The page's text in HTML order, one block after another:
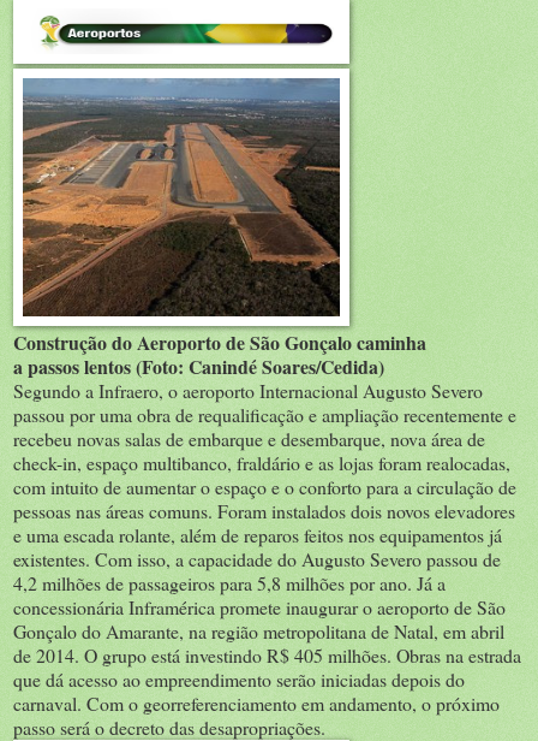
Construção do Aeroporto de São Gonçalo caminha
a passos lentos (Foto: Canindé Soares/Cedida)
Segundo a Infraero, o aeroporto Internacional Augusto Severo
passou por uma obra de requalificação e ampliação recentemente e
recebeu novas salas de embarque e desembarque, nova área de
check-in, espaço multibanco, fraldário e as lojas foram realocadas,
com intuito de aumentar o espaço e o conforto para a circulação de
pessoas nas áreas comuns. Foram instalados dois novos elevadores
e uma escada rolante, além de reparos feitos nos equipamentos já
existentes. Com isso, a capacidade do Augusto Severo passou de
4,2 milhões de passageiros para 5,8 milhões por ano. Já a
concessionária Inframérica promete inaugurar o aeroporto de São
Gonçalo do Amarante, na região metropolitana de Natal, em abril
de 2014. O grupo está investindo R$ 405 milhões. Obras na estrada
que dá acesso ao empreendimento serão iniciadas depois do
carnaval. Com o georreferenciamento em andamento, o próximo
passo será o decreto das desapropriações.